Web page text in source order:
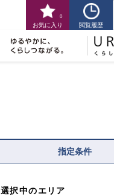
お気に入り
0
閲覧履歴
指定条件
選択中のエリア